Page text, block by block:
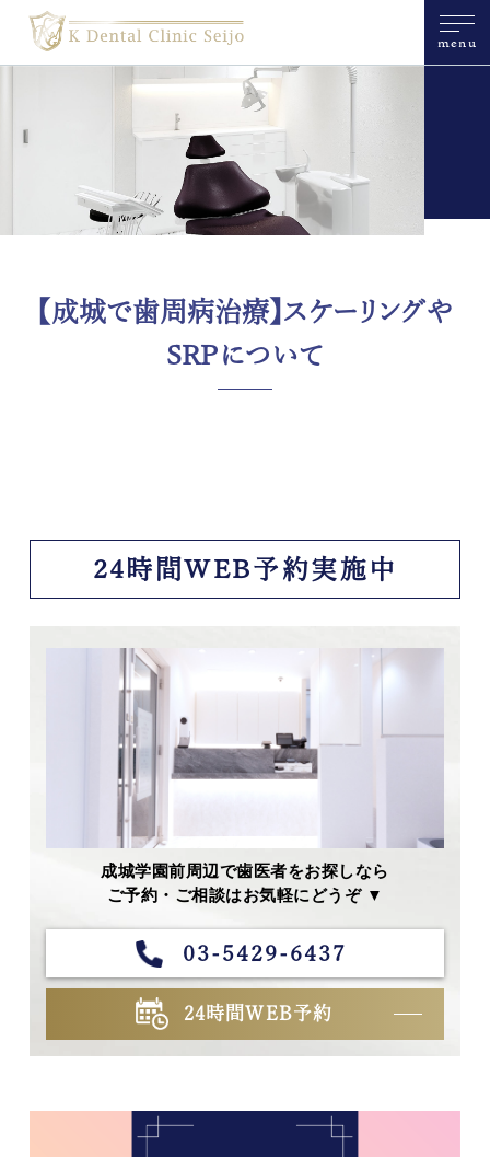
menu
【成城で歯周病治療】スケーリングや
SRPについて
24時間WEB予約実施中
成城学園前周辺で歯医者をお探しなら
ご予約・ご相談はお気軽にどうぞ ▼
03-5429-6437
24時間WEB予約